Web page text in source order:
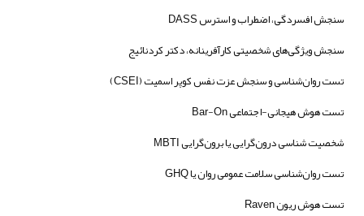
سنجش افسردگی، اضطراب و استرس DASS
سنجش ویژگی‌های شخصیتی کارآفرینانه، دکتر کردنائیج
تست روان‌شناسی و سنجش عزت نفس کوپر اسمیت (CSEI)
تست هوش هیجانی-اجتماعی Bar-On
شخصیت شناسی درون‌گرایی یا برون‌گرایی MBTI
تست روان‌شناسی سلامت عمومی روان یا GHQ
تست هوش ریون Raven